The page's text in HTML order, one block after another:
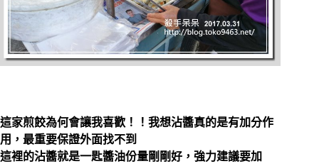
這家煎餃為何會讓我喜歡！！我想沾醬真的是有加分作
用，最重要保證外面找不到
這裡的沾醬就是一匙醬油份量剛剛好，強力建議要加